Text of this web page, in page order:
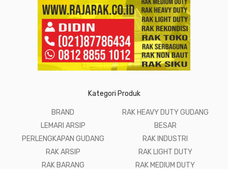
Kategori Produk
BRAND
LEMARI ARSIP
PERLENGKAPAN GUDANG
RAK ARSIP
RAK BARANG
RAK HEAVY DUTY GUDANG
BESAR
RAK INDUSTRI
RAK LIGHT DUTY
RAK MEDIUM DUTY